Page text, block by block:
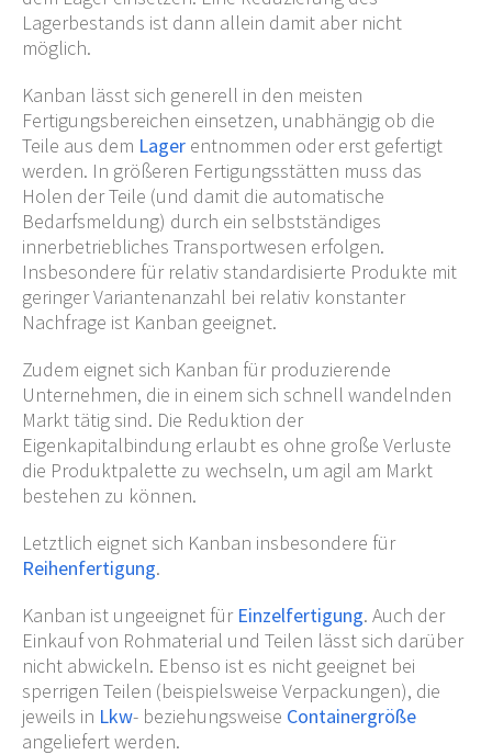
Lagerbestands ist dann allein damit aber nicht
möglich.
Kanban lässt sich generell in den meisten
Fertigungsbereichen einsetzen, unabhängig ob die
Teile aus dem Lager entnommen oder erst gefertigt
werden. In größeren Fertigungsstätten muss das
Holen der Teile (und damit die automatische
Bedarfsmeldung) durch ein selbstständiges
innerbetriebliches Transportwesen erfolgen.
Insbesondere für relativ standardisierte Produkte mit
geringer Variantenanzahl bei relativ konstanter
Nachfrage ist Kanban geeignet.
Zudem eignet sich Kanban für produzierende
Unternehmen, die in einem sich schnell wandelnden
Markt tätig sind. Die Reduktion der
Eigenkapitalbindung erlaubt es ohne große Verluste
die Produktpalette zu wechseln, um agil am Markt
bestehen zu können.
Letztlich eignet sich Kanban insbesondere für
Reihenfertigung.
Kanban ist ungeeignet für Einzelfertigung. Auch der
Einkauf von Rohmaterial und Teilen lässt sich darüber
nicht abwickeln. Ebenso ist es nicht geeignet bei
sperrigen Teilen (beispielsweise Verpackungen), die
jeweils in Lkw- beziehungsweise Containergröße
angeliefert werden.